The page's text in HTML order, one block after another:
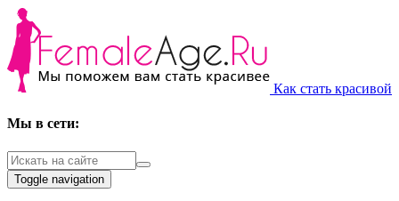
Как стать красивой
Мы в сети:
Toggle navigation